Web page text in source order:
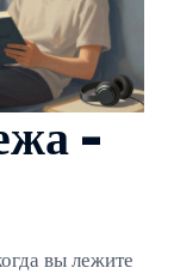
-
вы лежите